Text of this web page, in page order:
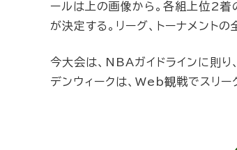
ールは上の画像から。各組上位2着
が決定する。リーグ、トーナメント
今大会は、NBAガイドラインに則り
デンウィークは、Web観戦でスリ